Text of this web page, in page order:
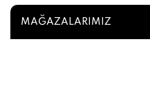
MAĞAZALARIMIZ